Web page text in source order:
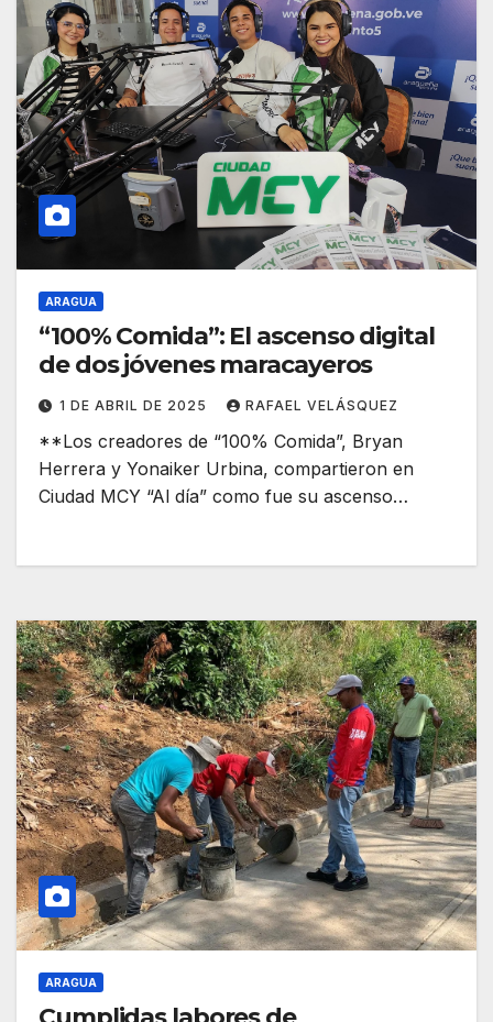
ARAGUA
“100% Comida”: El ascenso digital
de dos jóvenes maracayeros
1 DE ABRIL DE 2025 RAFAEL VELÁSQUEZ
**Los creadores de “100% Comida”, Bryan
Herrera y Yonaiker Urbina, compartieron en
Ciudad MCY “Al día” como fue su ascenso…
ARAGUA